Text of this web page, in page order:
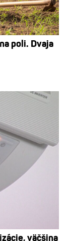
poli. Dvaja
väčšina